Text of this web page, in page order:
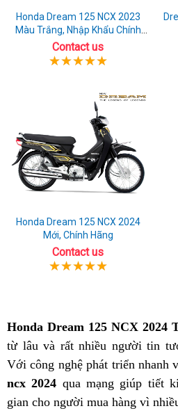
Honda Dream 125 NCX 2023
Màu Trắng, Nhập Khẩu Chính
Hãng
Contact us
Honda Dream 125 NCX 2024
Mới, Chính Hãng
Contact us
Honda Dream 125 NCX 2024
từ lâu và rất nhiều người tin
Với công nghệ phát triển nhanh
ncx 2024 qua mạng giúp tiết
gian cho người mua hàng vì